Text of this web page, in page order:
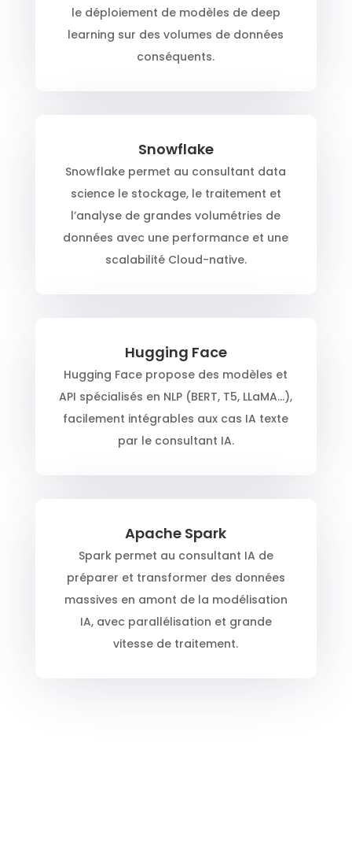
le déploiement de modèles de deep
learning sur des volumes de données
conséquents.
Snowflake
Snowflake permet au consultant data
science le stockage, le traitement et
l’analyse de grandes volumétries de
données avec une performance et une
scalabilité Cloud-native.
Hugging Face
Hugging Face propose des modèles et
API spécialisés en NLP (BERT, T5, LLaMA…),
facilement intégrables aux cas IA texte
par le consultant IA.
Apache Spark
Spark permet au consultant IA de
préparer et transformer des données
massives en amont de la modélisation
IA, avec parallélisation et grande
vitesse de traitement.